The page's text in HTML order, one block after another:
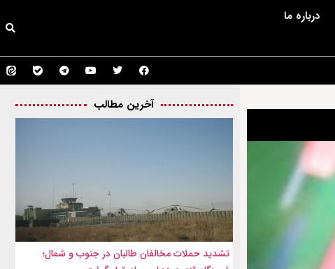
درباره ما
آخرین مطالب
تشدید حملات مخالفان طالبان در جنوب و شمال؛